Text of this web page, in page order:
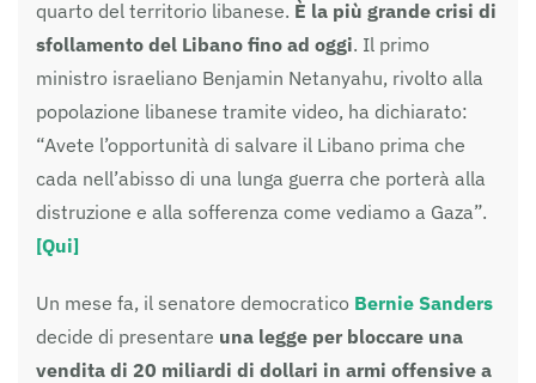
quarto del territorio libanese. È la più grande crisi di
sfollamento del Libano fino ad oggi. Il primo
ministro israeliano Benjamin Netanyahu, rivolto alla
popolazione libanese tramite video, ha dichiarato:
“Avete l’opportunità di salvare il Libano prima che
cada nell’abisso di una lunga guerra che porterà alla
distruzione e alla sofferenza come vediamo a Gaza”.
[Qui]
Un mese fa, il senatore democratico Bernie Sanders
decide di presentare una legge per bloccare una
vendita di 20 miliardi di dollari in armi offensive a